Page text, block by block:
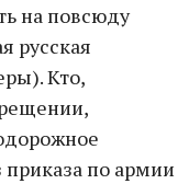
на повсюду
русская
Кто,
приказа по армии